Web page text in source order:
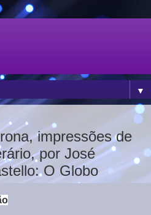
▼
impressões de
por José
O Globo